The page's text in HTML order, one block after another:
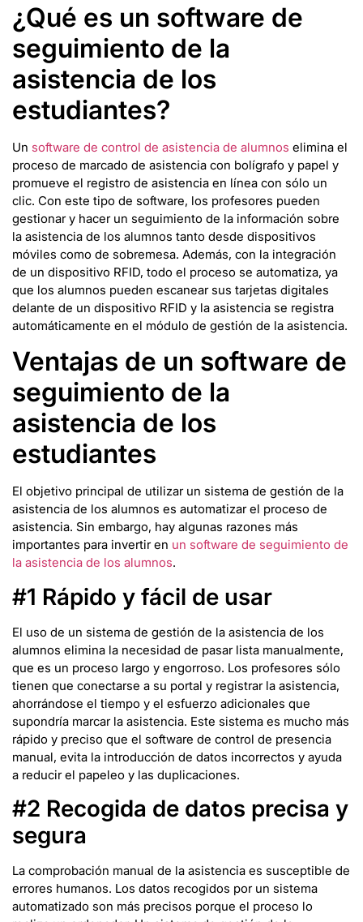
¿Qué es un software de
seguimiento de la
asistencia de los
estudiantes?
Un software de control de asistencia de alumnos elimina el
proceso de marcado de asistencia con bolígrafo y papel y
promueve el registro de asistencia en línea con sólo un
clic. Con este tipo de software, los profesores pueden
gestionar y hacer un seguimiento de la información sobre
la asistencia de los alumnos tanto desde dispositivos
móviles como de sobremesa. Además, con la integración
de un dispositivo RFID, todo el proceso se automatiza, ya
que los alumnos pueden escanear sus tarjetas digitales
delante de un dispositivo RFID y la asistencia se registra
automáticamente en el módulo de gestión de la asistencia.
Ventajas de un software de
seguimiento de la
asistencia de los
estudiantes
El objetivo principal de utilizar un sistema de gestión de la
asistencia de los alumnos es automatizar el proceso de
asistencia. Sin embargo, hay algunas razones más
importantes para invertir en un software de seguimiento de
la asistencia de los alumnos.
#1 Rápido y fácil de usar
El uso de un sistema de gestión de la asistencia de los
alumnos elimina la necesidad de pasar lista manualmente,
que es un proceso largo y engorroso. Los profesores sólo
tienen que conectarse a su portal y registrar la asistencia,
ahorrándose el tiempo y el esfuerzo adicionales que
supondría marcar la asistencia. Este sistema es mucho más
rápido y preciso que el software de control de presencia
manual, evita la introducción de datos incorrectos y ayuda
a reducir el papeleo y las duplicaciones.
#2 Recogida de datos precisa y
segura
La comprobación manual de la asistencia es susceptible de
errores humanos. Los datos recogidos por un sistema
automatizado son más precisos porque el proceso lo